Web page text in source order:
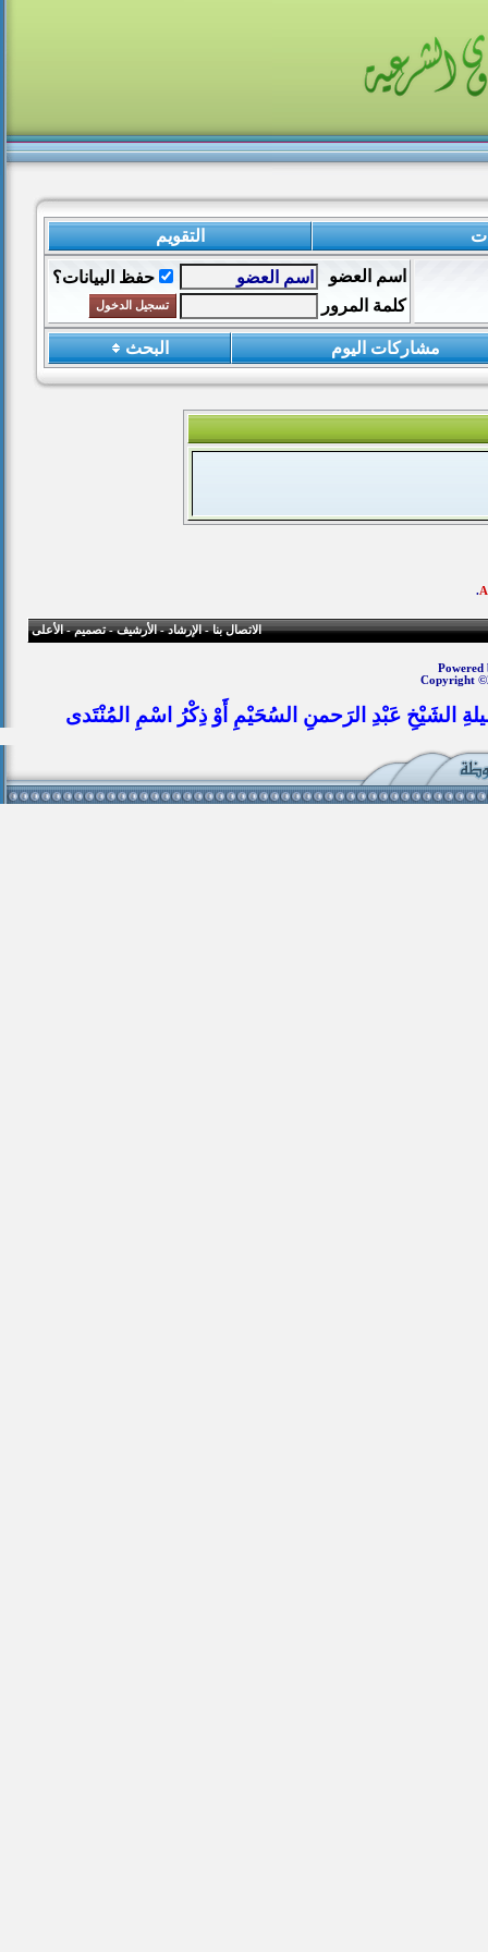
التقويم
اسم العضو
حفظ البيانات؟
كلمة المرور
مشاركات اليوم البحث
.
الاتصال بنا-الإرشاد-الأرشيف-تصميم-الأعلى
Powered
Copyright
الشَيْخِ عَبْدِ الرَحمنِ السُحَيْمِ أَوْ ذِكْرُ اسْمِ المُنْتَدى